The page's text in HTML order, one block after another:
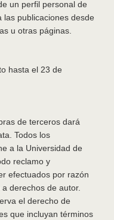
un perfil personal de
las publicaciones desde
u otras páginas.
hasta el 23 de
de terceros dará
Todos los
a la Universidad de
reclamo y
efectuados por razón
derechos de autor.
el derecho de
que incluyan términos